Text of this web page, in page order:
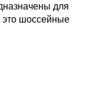
для
шоссейные